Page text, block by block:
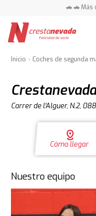
📍
Inicio Coches de segunda
Carrer de l'Alguer, N.2,
distance
Cómo llegar
Nuestro equipo